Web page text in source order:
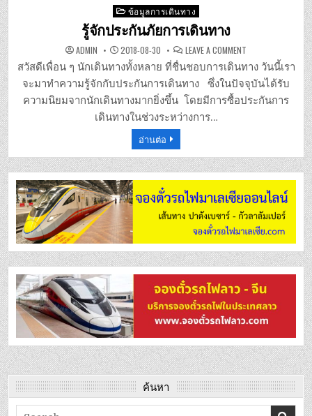
Posted
in
ข้อมูลการเดินทาง
รู้จักประกันภัยการเดินทาง
ADMIN 2018-08-30 LEAVE A COMMENT
ประกัน
ภัย
การ
เดิน
ทาง
สวัสดีเพื่อน ๆ นักเดินทางทั้งหลาย ที่ชื่นชอบการเดินทาง วันนี้เรา
จะมาทำความรู้จักกับประกันการเดินทาง ซึ่งในปัจจุบันได้รับ
ความนิยมจากนักเดินทางมากยิ่งขึ้น โดยมีการซื้อประกันการ
เดินทางในช่วงระหว่างการ…
อ่านต่อ
ค้นหา
Search